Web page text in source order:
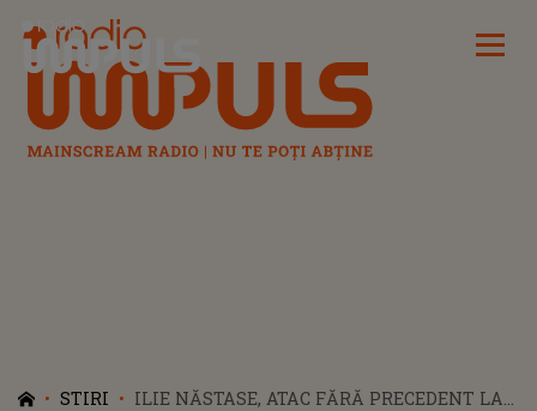
Radio Impuls
STIRI
ILIE NĂSTASE, ATAC FĂRĂ PRECEDENT LA